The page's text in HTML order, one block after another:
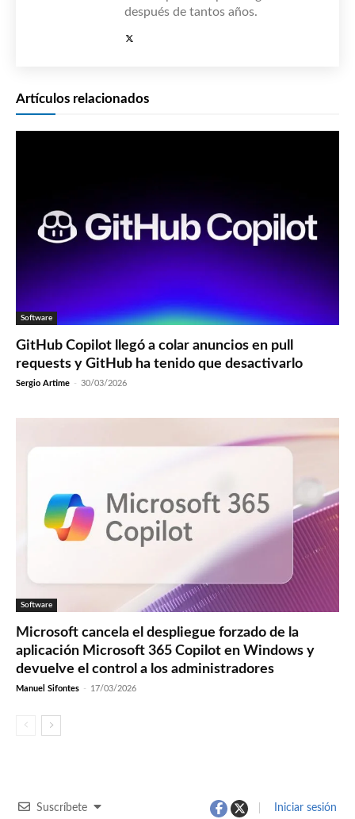
después de tantos años.
Artículos relacionados
Software
GitHub Copilot llegó a colar anuncios en pull
requests y GitHub ha tenido que desactivarlo
Sergio Artime - 30/03/2026
Software
Microsoft cancela el despliegue forzado de la
aplicación Microsoft 365 Copilot en Windows y
devuelve el control a los administradores
Manuel Sifontes - 17/03/2026
Suscríbete Iniciar sesión